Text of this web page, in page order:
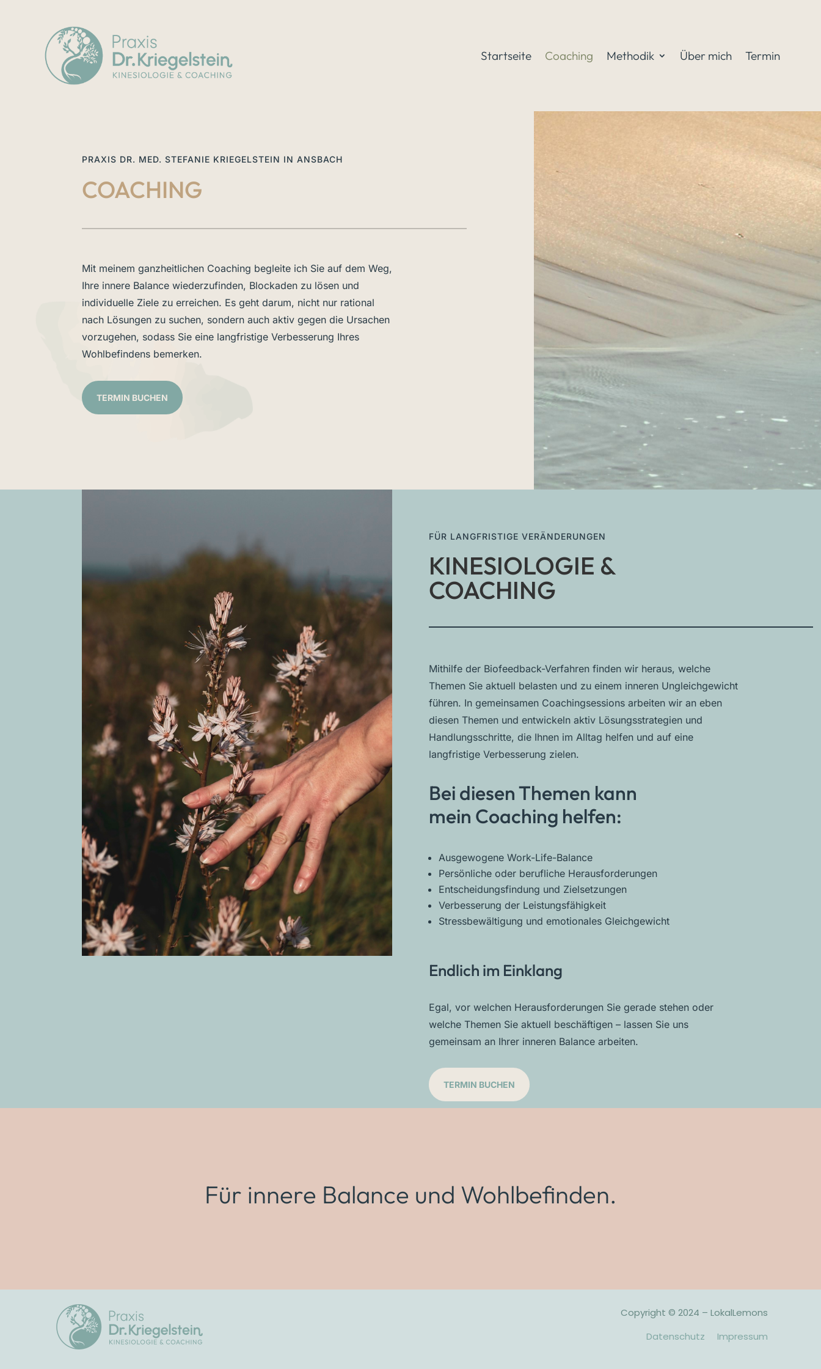
Startseite Coaching Methodik Über mich Termin
PRAXIS DR. MED. STEFANIE KRIEGELSTEIN IN ANSBACH
COACHING
Mit meinem ganzheitlichen Coaching begleite ich Sie auf dem Weg,
Ihre innere Balance wiederzufinden, Blockaden zu lösen und
individuelle Ziele zu erreichen. Es geht darum, nicht nur rational
nach Lösungen zu suchen, sondern auch aktiv gegen die Ursachen
vorzugehen, sodass Sie eine langfristige Verbesserung Ihres
Wohlbefindens bemerken.
TERMIN BUCHEN
FÜR LANGFRISTIGE VERÄNDERUNGEN
KINESIOLOGIE &
COACHING
Mithilfe der Biofeedback-Verfahren finden wir heraus, welche
Themen Sie aktuell belasten und zu einem inneren Ungleichgewicht
führen. In gemeinsamen Coachingsessions arbeiten wir an eben
diesen Themen und entwickeln aktiv Lösungsstrategien und
Handlungsschritte, die Ihnen im Alltag helfen und auf eine
langfristige Verbesserung zielen.
Bei diesen Themen kann
mein Coaching helfen:
Ausgewogene Work-Life-Balance
Persönliche oder berufliche Herausforderungen
Entscheidungsfindung und Zielsetzungen
Verbesserung der Leistungsfähigkeit
Stressbewältigung und emotionales Gleichgewicht
Endlich im Einklang
Egal, vor welchen Herausforderungen Sie gerade stehen oder
welche Themen Sie aktuell beschäftigen – lassen Sie uns
gemeinsam an Ihrer inneren Balance arbeiten.
TERMIN BUCHEN
Für innere Balance und Wohlbefinden.
Copyright © 2024 – LokalLemons
Datenschutz
Impressum